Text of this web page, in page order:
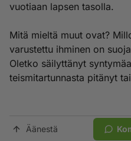
vuotiaan lapsen tasolla.
Mitä mieltä muut ovat?
varustettu ihminen on
Oletko säilyttänyt
teismitartunnasta pitänyt
Äänestä